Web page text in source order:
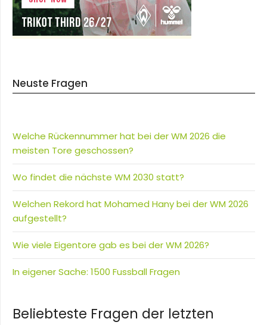
Neuste Fragen
Welche Rückennummer hat bei der WM 2026 die
meisten Tore geschossen?
Wo findet die nächste WM 2030 statt?
Welchen Rekord hat Mohamed Hany bei der WM 2026
aufgestellt?
Wie viele Eigentore gab es bei der WM 2026?
In eigener Sache: 1500 Fussball Fragen
Beliebteste Fragen der letzten